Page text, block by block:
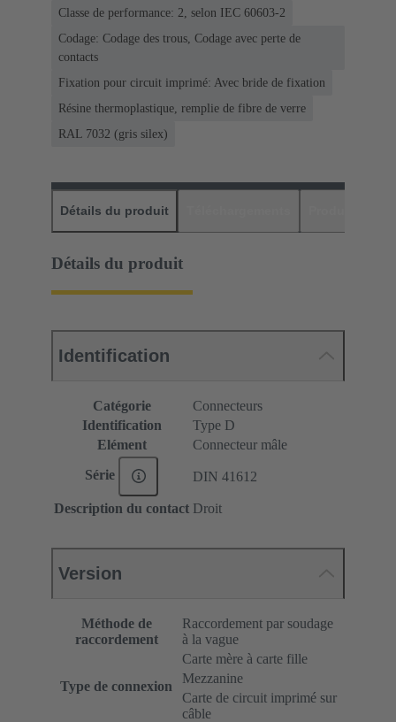
Classe de performance: 2, selon IEC 60603-2
Codage: Codage des trous, Codage avec perte de
contacts
Fixation pour circuit imprimé: Avec bride de fixation
Résine thermoplastique, remplie de fibre de verre
RAL 7032 (gris silex)
Détails du produit
Détails du produit
Identification
Catégorie
Connecteurs
Identification
Type D
Elément
Connecteur mâle
Série DIN 41612
Description du contact Droit
Version
Méthode de
raccordement
Raccordement par soudage
à la vague
Type de connexion
Carte mère à carte fille
Mezzanine
Carte de circuit imprimé sur
câble